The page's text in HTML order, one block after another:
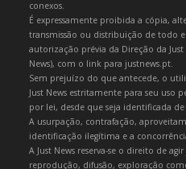
conexos.
É expressamente proibida a cópia,
transmissão ou distribuição de todo
autorização prévia da Direção da
News), com o link para justnews.pt.
Sem prejuízo do que antecede, o
Just News estritamente para seu uso
por lei, desde que seja identificada
A usurpação, contrafação,
identificação ilegítima e a
A Just News reserva-se o direito de
reprodução, difusão, exploração